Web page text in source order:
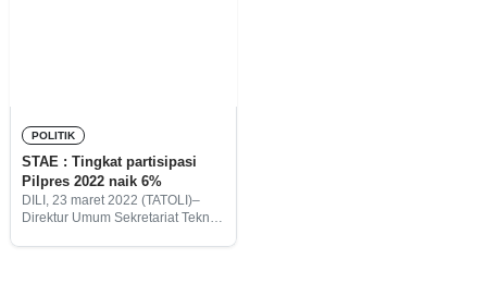
POLITIK
STAE : Tingkat partisipasi
Pilpres 2022 naik 6%
DILI, 23 maret 2022 (TATOLI)–
Direktur Umum Sekretariat Teknis